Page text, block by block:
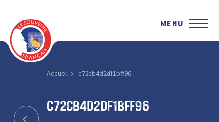
MENU
Accueil c72cb4d2df1bff96
c72cb4d2df1bff96